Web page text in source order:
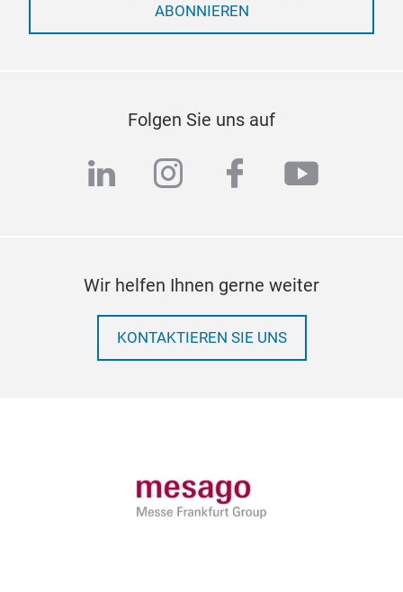
ABONNIEREN
Folgen Sie uns auf
linkedininstagram
facebook
Wir helfen Ihnen gerne weiter
KONTAKTIEREN SIE UNS